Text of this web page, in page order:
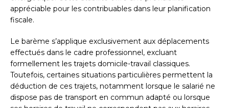
appréciable pour les contribuables dans leur planification
fiscale.
Le barème s’applique exclusivement aux déplacements
effectués dans le cadre professionnel, excluant
formellement les trajets domicile-travail classiques.
Toutefois, certaines situations particulières permettent la
déduction de ces trajets, notamment lorsque le salarié ne
dispose pas de transport en commun adapté ou lorsque